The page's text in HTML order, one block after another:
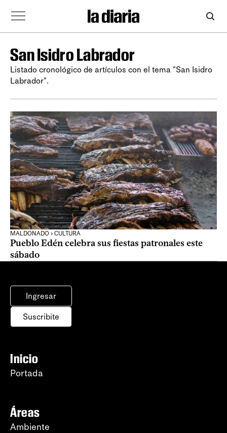
San Isidro Labrador
Listado cronológico de artículos con el tema "San Isidro
Labrador".
MALDONADO › CULTURA
Pueblo Edén celebra sus fiestas patronales este
sábado
Ingresar
Suscribite
Inicio
Portada
Áreas
Ambiente